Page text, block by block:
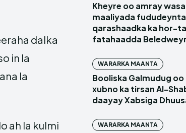
dalka
in la
la
ah la kulmi
Kheyre oo amray
maaliyada fududeynta
qarashaadka ka hor-
fatahaadda
WARARKA MAANTA
Booliska Galmudug
xubno ka tirsan Al-
daayay Xabsiga
WARARKA MAANTA